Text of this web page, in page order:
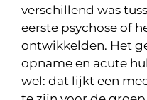
verschillend was
eerste psychose of
ontwikkelden. Het
opname en acute
wel: dat lijkt een